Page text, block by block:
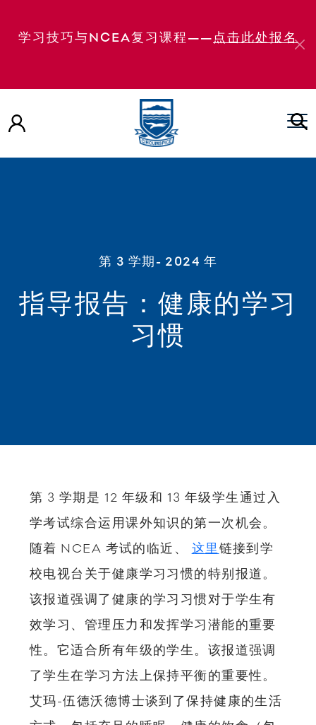
学习技巧与NCEA复习课程——点击此处报名
第 3 学期- 2024 年
指导报告：健康的学习
习惯
第 3 学期是 12 年级和 13 年级学生通过入
学考试综合运用课外知识的第一次机会。
随着 NCEA 考试的临近、
这里链接到学
校电视台关于健康学习习惯的特别报道。
该报道强调了健康的学习习惯对于学生有
效学习、管理压力和发挥学习潜能的重要
性。它适合所有年级的学生。该报道强调
了学生在学习方法上保持平衡的重要性。
艾玛-伍德沃德博士谈到了保持健康的生活